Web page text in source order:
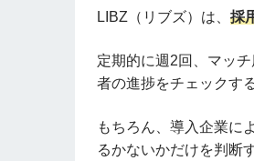
LIBZ（リブズ）は、 採
定期的に週2回、マッ
者の進捗をチェックす
もちろん、導入企業に
るかないかだけを判断